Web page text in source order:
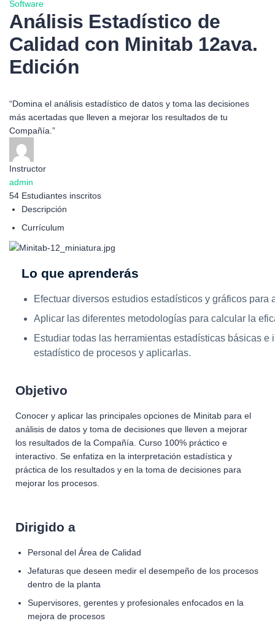
Software
Análisis Estadístico de
Calidad con Minitab 12ava.
Edición
“Domina el análisis estadístico de datos y toma las decisiones
más acertadas que lleven a mejorar los resultados de tu
Compañía.”
Instructor
admin
54 Estudiantes inscritos
Descripción
Currículum
Lo que aprenderás
Efectuar diversos estudios estadísticos y gráficos para
Aplicar las diferentes metodologías para calcular la
Estudiar todas las herramientas estadísticas básicas
estadístico de procesos y aplicarlas.
Objetivo
Conocer y aplicar las principales opciones de Minitab para el
análisis de datos y toma de decisiones que lleven a mejorar
los resultados de la Compañía. Curso 100% práctico e
interactivo. Se enfatiza en la interpretación estadística y
práctica de los resultados y en la toma de decisiones para
mejorar los procesos.
Dirigido a
Personal del Área de Calidad
Jefaturas que deseen medir el desempeño de los procesos
dentro de la planta
Supervisores, gerentes y profesionales enfocados en la
mejora de procesos